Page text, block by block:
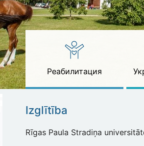
Реабилитация
Izglītība
Rīgas Paula Stradiņa